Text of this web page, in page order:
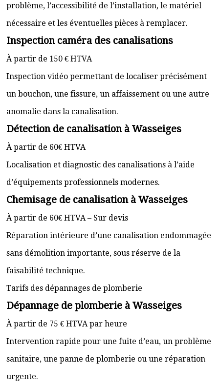
problème, l’accessibilité de l’installation, le matériel
nécessaire et les éventuelles pièces à remplacer.
Inspection caméra des canalisations
À partir de 150 € HTVA
Inspection vidéo permettant de localiser précisément
un bouchon, une fissure, un affaissement ou une autre
anomalie dans la canalisation.
Détection de canalisation à Wasseiges
À partir de 60€ HTVA
Localisation et diagnostic des canalisations à l’aide
d’équipements professionnels modernes.
Chemisage de canalisation à Wasseiges
À partir de 60€ HTVA – Sur devis
Réparation intérieure d’une canalisation endommagée
sans démolition importante, sous réserve de la
faisabilité technique.
Tarifs des dépannages de plomberie
Dépannage de plomberie à Wasseiges
À partir de 75 € HTVA par heure
Intervention rapide pour une fuite d’eau, un problème
sanitaire, une panne de plomberie ou une réparation
urgente.